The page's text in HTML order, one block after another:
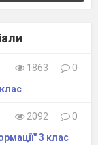
1863
0
2092
0
3 клас